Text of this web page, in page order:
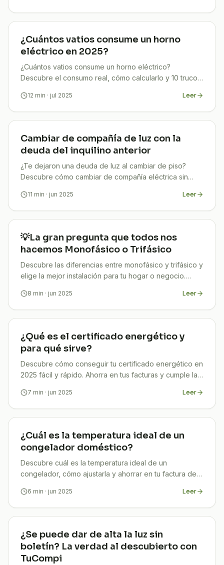
¿Cuántos vatios consume un horno
eléctrico en 2025?
¿Cuántos vatios consume un horno eléctrico?
Descubre el consumo real, cómo calcularlo y 10 trucos
12 min · jul 2025 Leer
Cambiar de compañía de luz con la
deuda del inquilino anterior
¿Te dejaron una deuda de luz al cambiar de piso?
Descubre cómo cambiar de compañía eléctrica sin
paso.
11 min · jun 2025 Leer
💡La gran pregunta que todos nos
hacemos Monofásico o Trifásico
Descubre las diferencias entre monofásico y trifásico y
elige la mejor instalación para tu hogar o negocio.
8 min · jun 2025 Leer
¿Qué es el certificado energético y
para qué sirve?
Descubre cómo conseguir tu certificado energético en
2025 fácil y rápido. Ahorra en tus facturas y cumple la
7 min · jun 2025 Leer
¿Cuál es la temperatura ideal de un
congelador doméstico?
Descubre cuál es la temperatura ideal de un
congelador, cómo ajustarla y ahorrar en tu factura de
6 min · jun 2025 Leer
¿Se puede dar de alta la luz sin
boletín? La verdad al descubierto con
TuCompi